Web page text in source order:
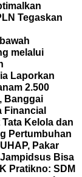
Tegaskan
melalui
Laporkan
2.500
Banggai
Financial
Kelola dan
Pertumbuhan
Pakar
Bisa
Pratikno: SDM